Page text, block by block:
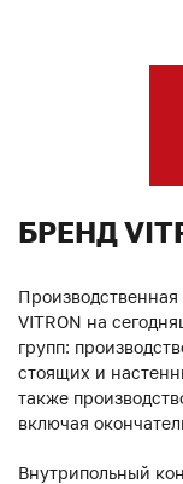
БРЕНД
VITRON на
групп:
стоящих и
также
включая
Внутрипольный